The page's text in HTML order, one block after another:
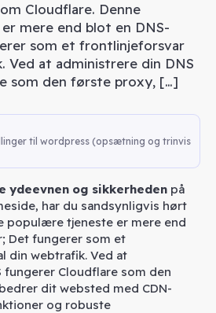
Cloudflare. Denne
mere end blot en DNS-
som et frontlinjeforsvar
Ved at administrere din DNS
som den første proxy, […]
til wordpress (opsætning og trinvis
ydeevnen og sikkerheden på
har du sandsynligvis hørt
populære tjeneste er mere end
Det fungerer som et
din webtrafik. Ved at
fungerer Cloudflare som den
dit websted med CDN-
og robuste